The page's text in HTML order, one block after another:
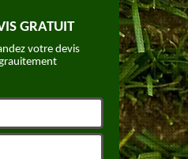
GRATUIT
votre devis